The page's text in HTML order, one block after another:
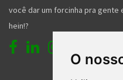
O
você dar um forcinha pra gente
hein!?